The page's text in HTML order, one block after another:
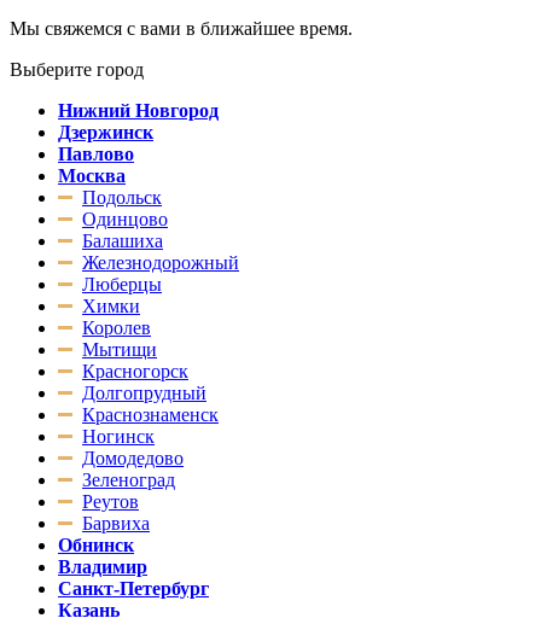
Мы свяжемся с вами в ближайшее время.
Выберите город
Нижний Новгород
Дзержинск
Павлово
Москва
Подольск
Одинцово
Балашиха
Железнодорожный
Люберцы
Химки
Королев
Мытищи
Красногорск
Долгопрудный
Краснознаменск
Ногинск
Домодедово
Зеленоград
Реутов
Барвиха
Обнинск
Владимир
Санкт-Петербург
Казань